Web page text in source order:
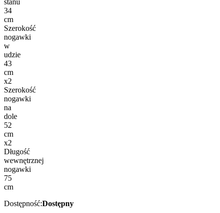
stanu
34
cm
Szerokość
nogawki
w
udzie
43
cm
x2
Szerokość
nogawki
na
dole
52
cm
x2
Długość
wewnętrznej
nogawki
75
cm
Dostępność:Dostępny